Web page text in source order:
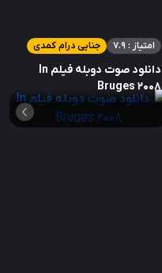
جنایی درام کمدی امتیاز : 7.9
دانلود صوت دوبله فیلم In
Bruges 2008